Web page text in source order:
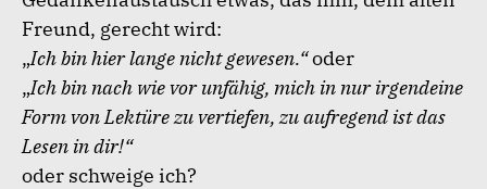
Freund, gerecht wird:
„Ich bin hier lange nicht gewesen.“oder
„Ich bin nach wie vor unfähig, mich in nur irgendeine
Form von Lektüre zu vertiefen, zu aufregend ist das
Lesen in dir!“
oder schweige ich?